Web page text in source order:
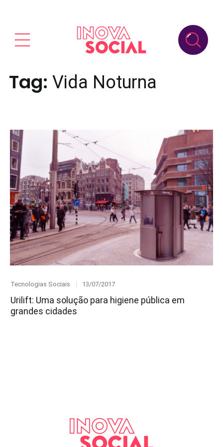
Tag: Vida Noturna
Category
Tecnologias Sociais
Posted
13/07/2017
Urilift: Uma solução para higiene pública em
grandes cidades